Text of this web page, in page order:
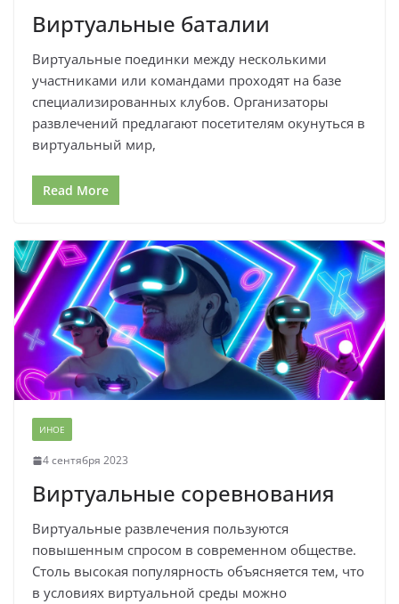
Виртуальные баталии
Виртуальные поединки между несколькими
участниками или командами проходят на базе
специализированных клубов. Организаторы
развлечений предлагают посетителям окунуться в
виртуальный мир,
Read More
ИНОЕ
4 сентября 2023
Виртуальные соревнования
Виртуальные развлечения пользуются
повышенным спросом в современном обществе.
Столь высокая популярность объясняется тем, что
в условиях виртуальной среды можно